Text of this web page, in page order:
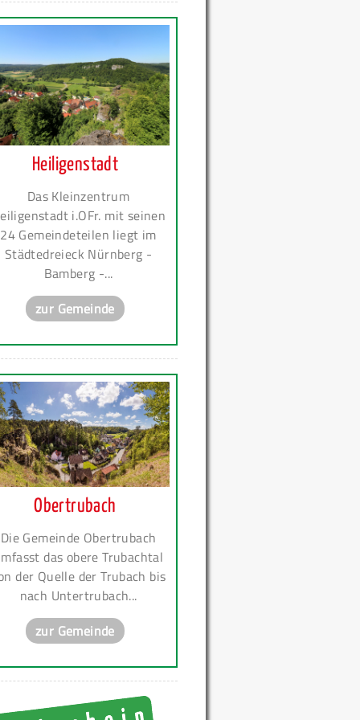
Heiligenstadt
Das Kleinzentrum
i.OFr. mit seinen
24 Gemeindeteilen liegt im
Städtedreieck Nürnberg -
Bamberg -...
zur Gemeinde
Obertrubach
Die Gemeinde Obertrubach
das obere Trubachtal
der Quelle der Trubach bis
nach Untertrubach...
zur Gemeinde